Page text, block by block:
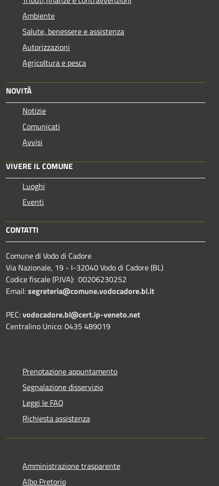
Ambiente
Salute, benessere e assistenza
Autorizzazioni
Agricoltura e pesca
NOVITÀ
Notizie
Comunicati
Avvisi
VIVERE IL COMUNE
Luoghi
Eventi
CONTATTI
Comune di Vodo di Cadore
Via Nazionale, 19 - I-32040 Vodo di Cadore (BL)
Codice fiscale (P.IVA): 00206230252
Email:segreteria@comune.vodocadore.bl.it
PEC:vodocadore.bl@cert.ip-veneto.net
Centralino Unico: 0435 489019
Prenotazione appuntamento
Segnalazione disservizio
Leggi le FAQ
Richiesta assistenza
Amministrazione trasparente
Albo Pretorio